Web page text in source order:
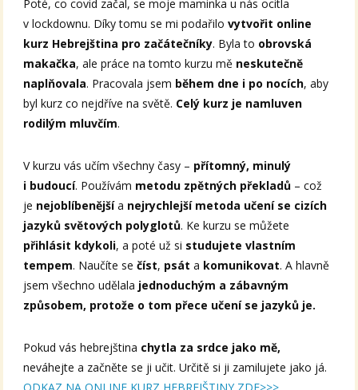
Poté, co covid začal, se moje maminka u nás ocitla
v lockdownu. Díky tomu se mi podařilo vytvořit online
kurz Hebrejština pro začátečníky. Byla to obrovská
makačka, ale práce na tomto kurzu mě neskutečně
naplňovala. Pracovala jsem během dne i po nocích, aby
byl kurz co nejdříve na světě. Celý kurz je namluven
rodilým mluvčím.
V kurzu vás učím všechny časy – přítomný, minulý
i budoucí. Používám metodu zpětných překladů – což
je nejoblíbenějšía nejrychlejší metoda učení se cizích
jazyků světových polyglotů. Ke kurzu se můžete
přihlásit kdykoli, a poté už si studujete vlastním
tempem. Naučíte sečíst, psáta komunikovat. A hlavně
jsem všechno udělala jednoduchým a zábavným
způsobem, protože o tom přece učení se jazyků je.
Pokud vás hebrejština chytla za srdce jako mě,
neváhejte a začněte se ji učit. Určitě si ji zamilujete jako já.